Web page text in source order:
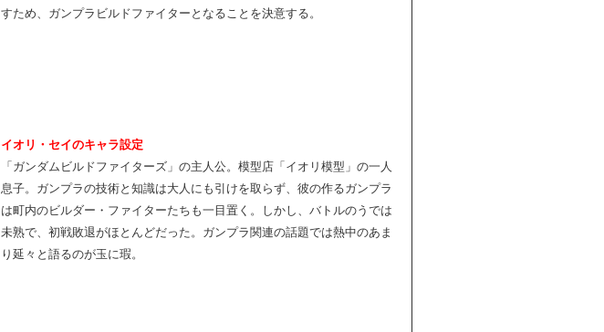
すため、ガンプラビルドファイターとなることを決意する。
イオリ・セイのキャラ設定
「ガンダムビルドファイターズ」の主人公。模型店「イオリ模型」の一人
息子。ガンプラの技術と知識は大人にも引けを取らず、彼の作るガンプラ
は町内のビルダー・ファイターたちも一目置く。しかし、バトルのうでは
未熟で、初戦敗退がほとんどだった。ガンプラ関連の話題では熱中のあま
り延々と語るのが玉に瑕。